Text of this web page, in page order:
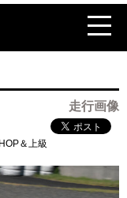
走行画像
＆上級